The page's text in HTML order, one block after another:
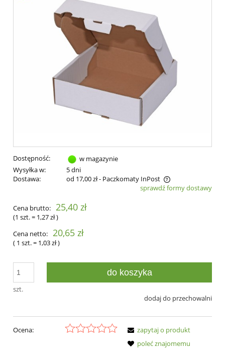
Dostępność:
w magazynie
Wysyłka w:
5 dni
Dostawa:
od 17,00 zł- Paczkomaty InPost
Cena nie zawiera ewentualnych kosztów płatnościsprawdź formy dostawy
Cena brutto: 25,40 zł
(1 szt.= 1,27 zł)
Cena netto:
20,65 zł
( 1 szt.= 1,03 zł)
szt.
do koszyka
dodaj do przechowalni
Ocena:
zapytaj o produkt
poleć znajomemu